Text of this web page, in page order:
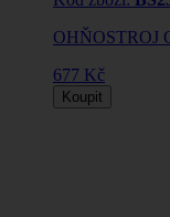
OHŇOSTROJ
677 Kč
Koupit